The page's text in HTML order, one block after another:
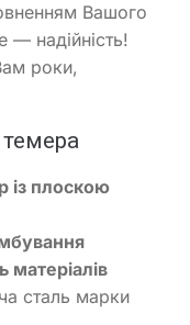
Вашого
— надійність!
роки,
із плоскою
матеріалів
сталь марки